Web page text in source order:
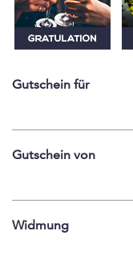
Gutschein für
Gutschein von
Widmung